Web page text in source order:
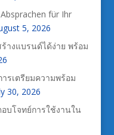
für Ihr
5, 2026
างแบรนด์ได้ง่าย พร้อม
รเตรียมความพร้อม
30, 2026
บโจทย์การใช้งานใน